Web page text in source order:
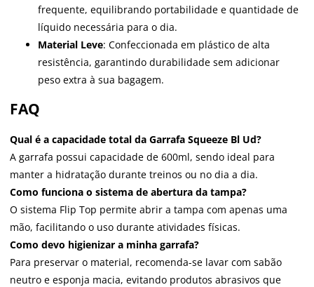
frequente, equilibrando portabilidade e quantidade de
líquido necessária para o dia.
Material Leve: Confeccionada em plástico de alta
resistência, garantindo durabilidade sem adicionar
peso extra à sua bagagem.
FAQ
Qual é a capacidade total da Garrafa Squeeze Bl Ud?
A garrafa possui capacidade de 600ml, sendo ideal para
manter a hidratação durante treinos ou no dia a dia.
Como funciona o sistema de abertura da tampa?
O sistema Flip Top permite abrir a tampa com apenas uma
mão, facilitando o uso durante atividades físicas.
Como devo higienizar a minha garrafa?
Para preservar o material, recomenda-se lavar com sabão
neutro e esponja macia, evitando produtos abrasivos que